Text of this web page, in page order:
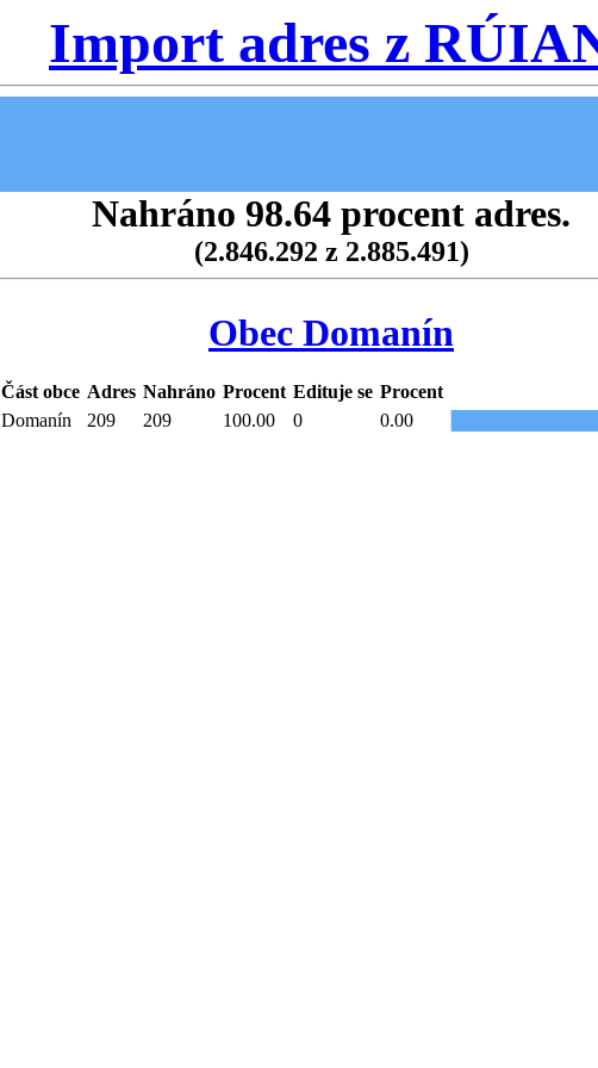
Import adres z
Nahráno 98.64 procent adres.
(2.846.292 z 2.885.491)
Obec Domanín
Část obce Adres Nahráno Procent Edituje se Procent
Domanín
209 209 100.00 0 0.00